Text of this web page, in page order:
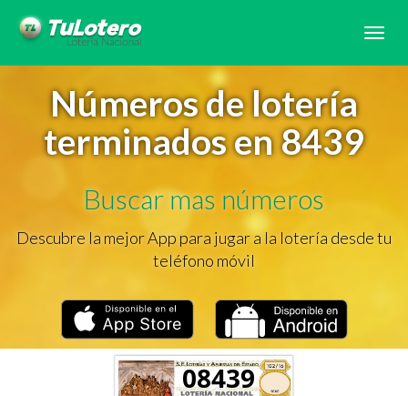
Números de lotería
terminados en 8439
Buscar mas números
Descubre la mejor App para jugar a la lotería desde tu
teléfono móvil
08439